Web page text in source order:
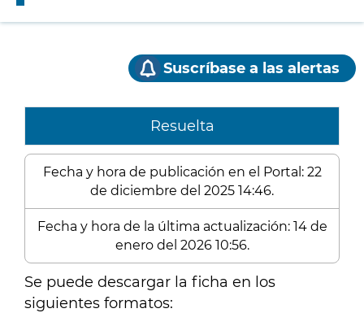
Suscríbase a las alertas
Resuelta
Fecha y hora de publicación en el Portal: 22
de diciembre del 2025 14:46.
Fecha y hora de la última actualización: 14 de
enero del 2026 10:56.
Se puede descargar la ficha en los
siguientes formatos: